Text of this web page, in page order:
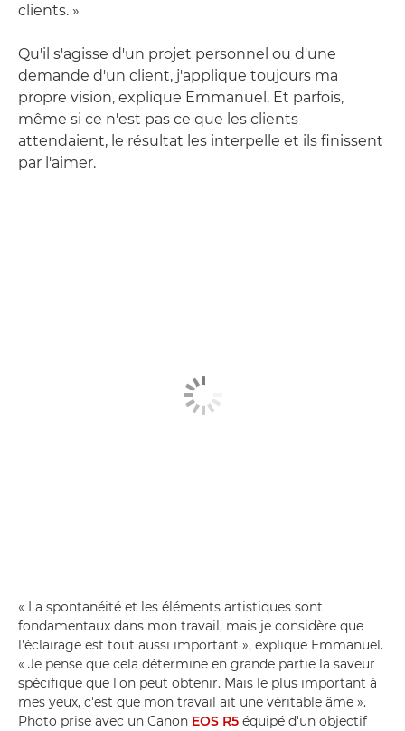
clients. »
Qu'il s'agisse d'un projet personnel ou d'une
demande d'un client, j'applique toujours ma
propre vision, explique Emmanuel. Et parfois,
même si ce n'est pas ce que les clients
attendaient, le résultat les interpelle et ils finissent
par l'aimer.
« La spontanéité et les éléments artistiques sont
fondamentaux dans mon travail, mais je considère que
l'éclairage est tout aussi important », explique Emmanuel.
« Je pense que cela détermine en grande partie la saveur
spécifique que l'on peut obtenir. Mais le plus important à
mes yeux, c'est que mon travail ait une véritable âme ».
Photo prise avec un Canon EOS R5 équipé d'un objectif